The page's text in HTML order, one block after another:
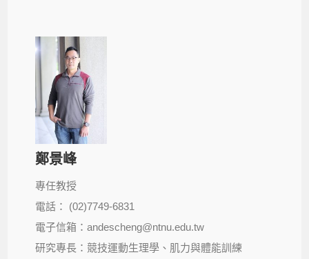
鄭景峰
專任教授
電話： (02)7749-6831
電子信箱：andescheng@ntnu.edu.tw
研究專長：競技運動生理學、肌力與體能訓練